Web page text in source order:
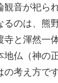
音が祀ら
のは、熊
寺と渾然一
地仏（神の
の考え方で